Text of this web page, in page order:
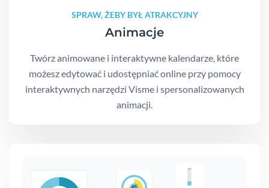
SPRAW, ŻEBY BYŁ ATRAKCYJNY
Animacje
Twórz animowane i interaktywne kalendarze, które
możesz edytować i udostępniać online przy pomocy
interaktywnych narzędzi Visme i spersonalizowanych
animacji.